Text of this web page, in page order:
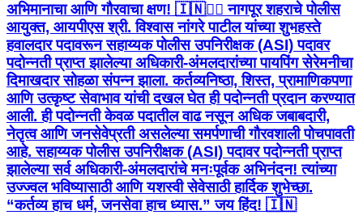
अभिमानाचा आणि गौरवाचा क्षण! 🇮🇳👮‍♂️ नागपूर शहराचे पोलीस
आयुक्त, आयपीएस श्री. विश्वास नांगरे पाटील यांच्या शुभहस्ते
हवालदार पदावरून सहाय्यक पोलीस उपनिरीक्षक (ASI) पदावर
पदोन्नती प्राप्त झालेल्या अधिकारी-अंमलदारांच्या पायपिंग सेरेमनीचा
दिमाखदार सोहळा संपन्न झाला. कर्तव्यनिष्ठा, शिस्त, प्रामाणिकपणा
आणि उत्कृष्ट सेवाभाव यांची दखल घेत ही पदोन्नती प्रदान करण्यात
आली. ही पदोन्नती केवळ पदातील वाढ नसून अधिक जबाबदारी,
नेतृत्व आणि जनसेवेप्रती असलेल्या समर्पणाची गौरवशाली पोचपावती
आहे. सहाय्यक पोलीस उपनिरीक्षक (ASI) पदावर पदोन्नती प्राप्त
झालेल्या सर्व अधिकारी-अंमलदारांचे मनःपूर्वक अभिनंदन! त्यांच्या
उज्ज्वल भविष्यासाठी आणि यशस्वी सेवेसाठी हार्दिक शुभेच्छा.
“कर्तव्य हाच धर्म, जनसेवा हाच ध्यास.” जय हिंद! 🇮🇳